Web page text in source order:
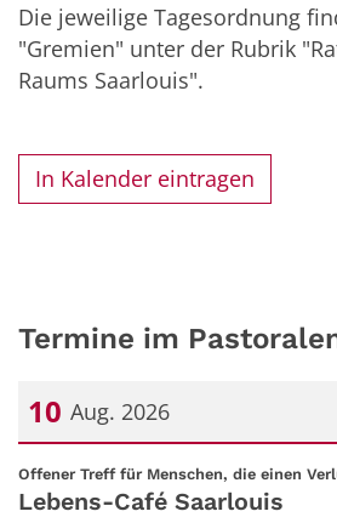
Die jeweilige Tagesordnung
"Gremien" unter der Rubrik
Raums Saarlouis".
In Kalender eintragen
Termine im
10 Aug. 2026
Datum: 10. August 2026
Offener Treff für Menschen, die einen
Lebens-Café Saarlouis